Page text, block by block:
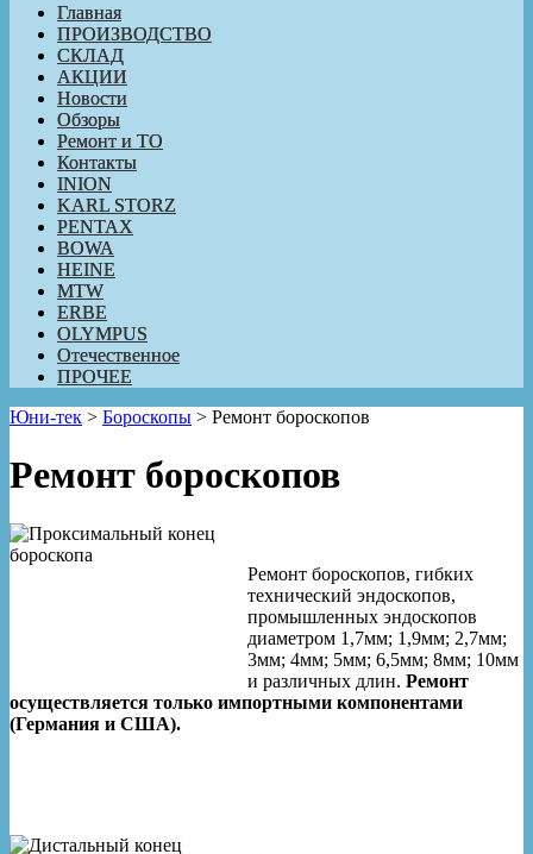
Главная
ПРОИЗВОДСТВО
СКЛАД
АКЦИИ
Новости
Обзоры
Ремонт и ТО
Контакты
INION
KARL STORZ
PENTAX
BOWA
HEINE
MTW
ERBE
OLYMPUS
Отечественное
ПРОЧЕЕ
Юни-тек > Бороскопы > Ремонт бороскопов
Ремонт бороскопов
Ремонт бороскопов, гибких
технический эндоскопов,
промышленных эндоскопов
диаметром 1,7мм; 1,9мм; 2,7мм;
3мм; 4мм; 5мм; 6,5мм; 8мм; 10мм
и различных длин. Ремонт
осуществляется только импортными компонентами
(Германия и США).